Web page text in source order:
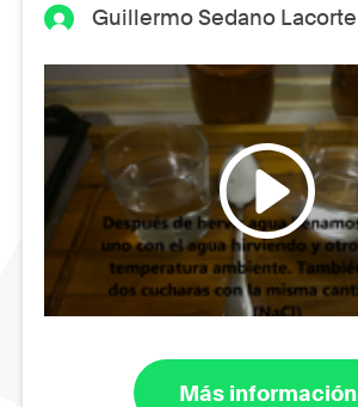
Guillermo Sedano Lacorte
Más información